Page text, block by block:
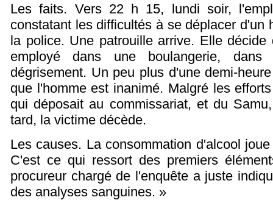
Les faits. Vers 22 h 15, lundi soir,
constatant les difficultés à se déplacer d'un
la police. Une patrouille arrive. Elle
employé dans une boulangerie,
dégrisement. Un peu plus d'une demi-
que l'homme est inanimé. Malgré les
qui déposait au commissariat, et du
tard, la victime décède.
Les causes. La consommation d'alcool
C'est ce qui ressort des premiers
procureur chargé de l'enquête a juste
des analyses sanguines. »